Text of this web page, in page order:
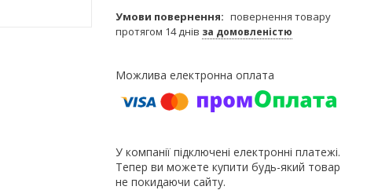
повернення товару
протягом 14 днів за домовленістю
У компанії підключені електронні платежі.
Тепер ви можете купити будь-який товар
не покидаючи сайту.